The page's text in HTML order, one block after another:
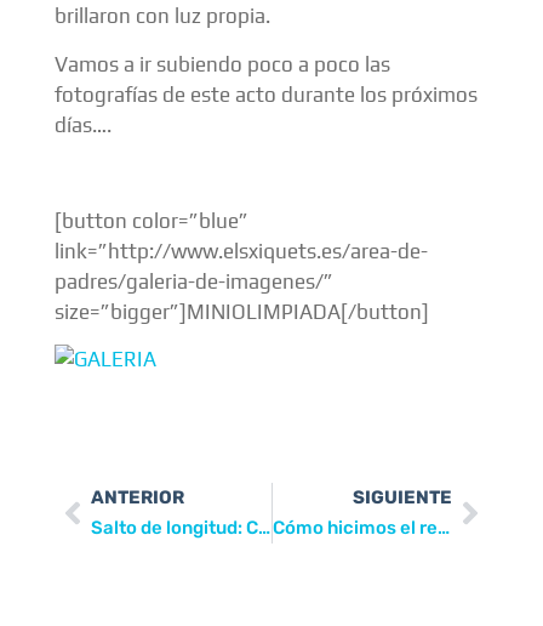
brillaron con luz propia.
Vamos a ir subiendo poco a poco las
fotografías de este acto durante los próximos
días….
[button color=”blue”
link=”http://www.elsxiquets.es/area-de-
padres/galeria-de-imagenes/”
size=”bigger”]MINIOLIMPIADA[/button]
ANTERIOR
Salto de longitud: Como en la playa, pero sin el mar…
SIGUIENTE
Cómo hicimos el regalo del Día de la Madre